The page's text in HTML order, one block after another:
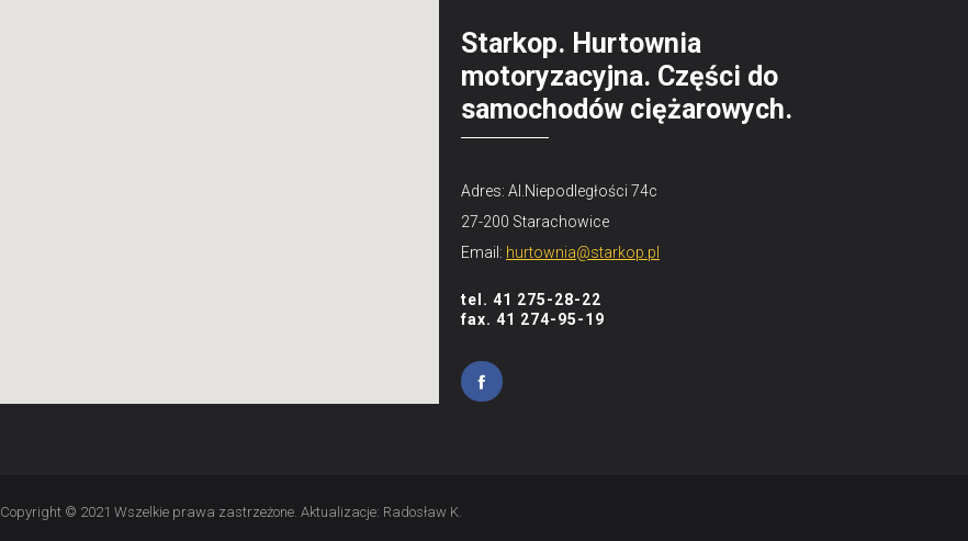
Starkop. Hurtownia
motoryzacyjna. Części do
samochodów ciężarowych.
Adres: Al.Niepodległości 74c
27-200 Starachowice
Email: hurtownia@starkop.pl
tel. 41 275-28-22
fax. 41 274-95-19
Copyright © 2021 Wszelkie prawa zastrzeżone. Aktualizacje: Radosław K.